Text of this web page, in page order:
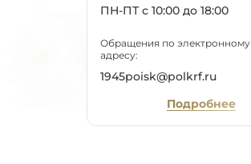
ПН-ПТ с 10:00 до 18:00
Обращения по электронному
адресу:
1945poisk@polkrf.ru
Подробнее